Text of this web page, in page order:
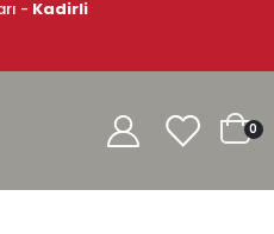
- Kadirli
0